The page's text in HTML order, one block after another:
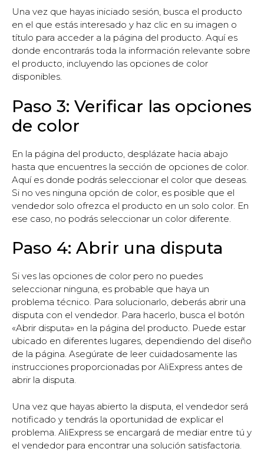
Una vez que hayas iniciado sesión, busca el producto
en el que estás interesado y haz clic en su imagen o
título para acceder a la página del producto. Aquí es
donde encontrarás toda la información relevante sobre
el producto, incluyendo las opciones de color
disponibles.
Paso 3: Verificar las opciones
de color
En la página del producto, desplázate hacia abajo
hasta que encuentres la sección de opciones de color.
Aquí es donde podrás seleccionar el color que deseas.
Si no ves ninguna opción de color, es posible que el
vendedor solo ofrezca el producto en un solo color. En
ese caso, no podrás seleccionar un color diferente.
Paso 4: Abrir una disputa
Si ves las opciones de color pero no puedes
seleccionar ninguna, es probable que haya un
problema técnico. Para solucionarlo, deberás abrir una
disputa con el vendedor. Para hacerlo, busca el botón
«Abrir disputa» en la página del producto. Puede estar
ubicado en diferentes lugares, dependiendo del diseño
de la página. Asegúrate de leer cuidadosamente las
instrucciones proporcionadas por AliExpress antes de
abrir la disputa.
Una vez que hayas abierto la disputa, el vendedor será
notificado y tendrás la oportunidad de explicar el
problema. AliExpress se encargará de mediar entre tú y
el vendedor para encontrar una solución satisfactoria.